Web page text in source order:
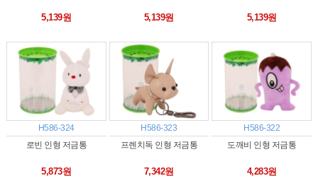
5,139원 5,139원 5,139원
H586-324
로빈 인형 저금통
5,873원
H586-323
프렌치독 인형 저금통
7,342원
H586-322
도깨비 인형 저금통
4,283원